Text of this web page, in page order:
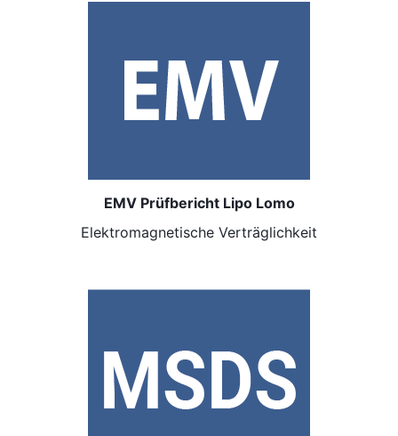
EMV Prüfbericht Lipo Lomo
Elektromagnetische Verträglichkeit